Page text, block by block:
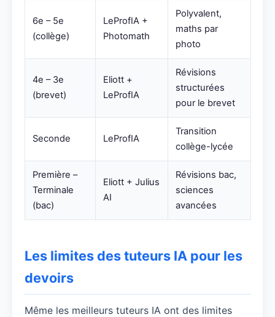
6e – 5e
(collège)
LeProfIA +
Photomath
Polyvalent,
maths par
photo
4e – 3e
(brevet)
Eliott +
LeProfIA
Révisions
structurées
pour le brevet
Seconde LeProfIA
Transition
collège-lycée
Première –
Terminale
(bac)
Eliott + Julius
AI
Révisions bac,
sciences
avancées
Les limites des tuteurs IA pour les
devoirs
Même les meilleurs tuteurs IA ont des limites